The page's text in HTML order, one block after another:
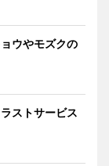
ウやモズクの
ストサービス